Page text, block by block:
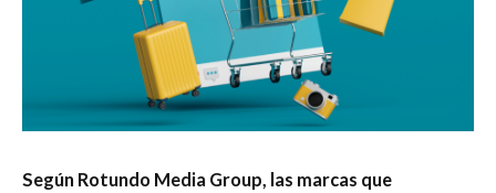
Según Rotundo Media Group, las marcas que